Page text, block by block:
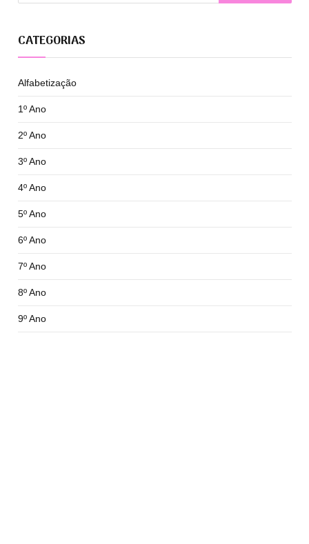
CATEGORIAS
Alfabetização
1º Ano
2º Ano
3º Ano
4º Ano
5º Ano
6º Ano
7º Ano
8º Ano
9º Ano